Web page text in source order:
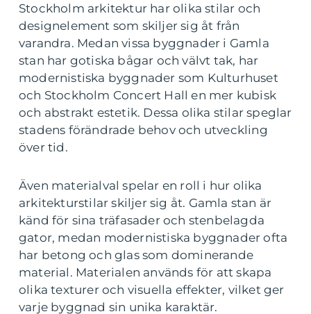
Stockholm arkitektur har olika stilar och
designelement som skiljer sig åt från
varandra. Medan vissa byggnader i Gamla
stan har gotiska bågar och välvt tak, har
modernistiska byggnader som Kulturhuset
och Stockholm Concert Hall en mer kubisk
och abstrakt estetik. Dessa olika stilar speglar
stadens förändrade behov och utveckling
över tid.
Även materialval spelar en roll i hur olika
arkitekturstilar skiljer sig åt. Gamla stan är
känd för sina träfasader och stenbelagda
gator, medan modernistiska byggnader ofta
har betong och glas som dominerande
material. Materialen används för att skapa
olika texturer och visuella effekter, vilket ger
varje byggnad sin unika karaktär.